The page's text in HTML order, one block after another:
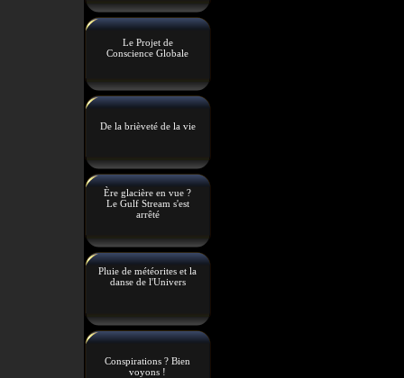
Le Projet de
Conscience Globale
De la brièveté de la vie
Ère glacière en vue ?
Le Gulf Stream s'est
arrêté
Pluie de météorites et la
danse de l'Univers
Conspirations ? Bien
voyons !